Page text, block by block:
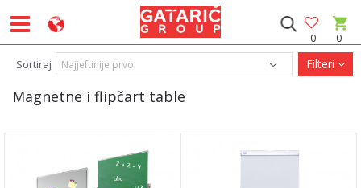
0
0
Magnetne i flipčart table
Sortiraj Filteri